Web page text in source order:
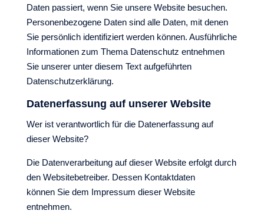
Daten passiert, wenn Sie unsere Website besuchen.
Personenbezogene Daten sind alle Daten, mit denen
Sie persönlich identifiziert werden können. Ausführliche
Informationen zum Thema Datenschutz entnehmen
Sie unserer unter diesem Text aufgeführten
Datenschutzerklärung.
Datenerfassung auf unserer Website
Wer ist verantwortlich für die Datenerfassung auf
dieser Website?
Die Datenverarbeitung auf dieser Website erfolgt durch
den Websitebetreiber. Dessen Kontaktdaten
können Sie dem Impressum dieser Website
entnehmen.